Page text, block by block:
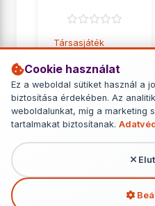
Cookie használat
Ez a weboldal sütiket használ a
biztosítása érdekében. Az
weboldalunkat, míg a marketing
tartalmakat biztosítanak.
Társasjáték
6 390 Ft
RÉSZLETEK
További